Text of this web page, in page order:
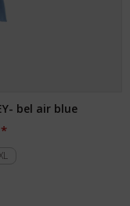
bel air blue